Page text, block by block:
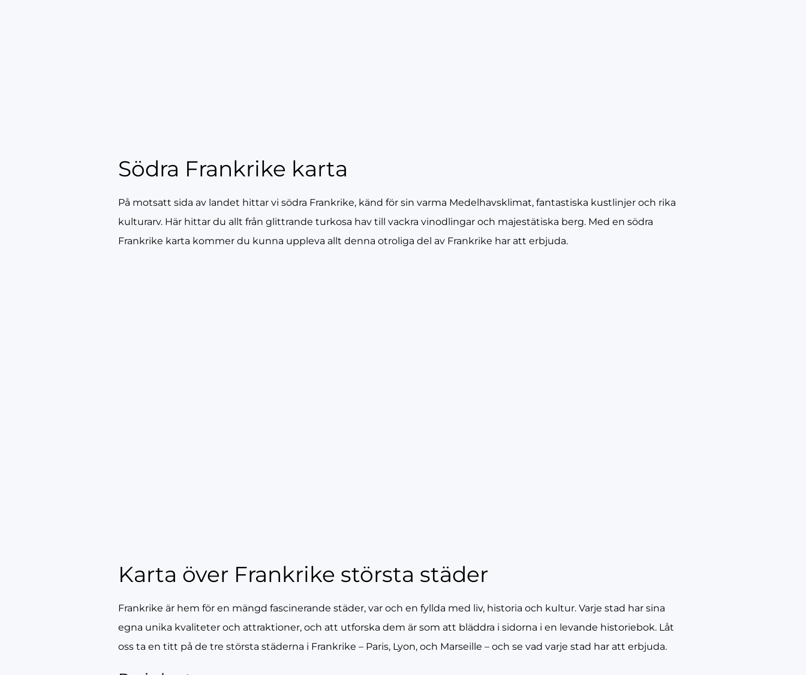
Södra Frankrike karta
På motsatt sida av landet hittar vi södra Frankrike, känd för sin varma Medelhavsklimat, fantastiska kustlinjer och rika
kulturarv. Här hittar du allt från glittrande turkosa hav till vackra vinodlingar och majestätiska berg. Med en södra
Frankrike karta kommer du kunna uppleva allt denna otroliga del av Frankrike har att erbjuda.
Karta över Frankrike största städer
Frankrike är hem för en mängd fascinerande städer, var och en fyllda med liv, historia och kultur. Varje stad har sina
egna unika kvaliteter och attraktioner, och att utforska dem är som att bläddra i sidorna i en levande historiebok. Låt
oss ta en titt på de tre största städerna i Frankrike – Paris, Lyon, och Marseille – och se vad varje stad har att erbjuda.